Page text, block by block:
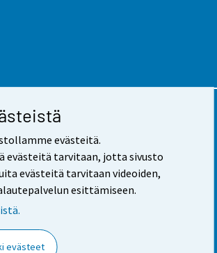
evästeitä.
evästeitä tarvitaan, jotta sivusto
evästeitä tarvitaan videoiden,
esittämiseen.
evästeet